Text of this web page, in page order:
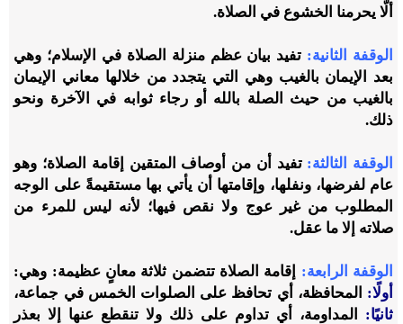
ألَّا يحرمنا الخشوع في الصلاة.
الوقفة الثانية: تفيد بيان عظم منزلة الصلاة في الإسلام؛ وهي
بعد الإيمان بالغيب وهي التي يتجدد من خلالها معاني الإيمان
بالغيب من حيث الصلة بالله أو رجاء ثوابه في الآخرة ونحو
ذلك.
الوقفة الثالثة: تفيد أن من أوصاف المتقين إقامة الصلاة؛ وهو
عام لفرضها، ونفلها، وإقامتها أن يأتي بها مستقيمةً على الوجه
المطلوب من غير عوج ولا نقص فيها؛ لأنه ليس للمرء من
صلاته إلا ما عقل.
الوقفة الرابعة: إقامة الصلاة تتضمن ثلاثة معانٍ عظيمة: وهي:
أولًا: المحافظة، أي تحافظ على الصلوات الخمس في جماعة،
ثانيًا:
المداومة، أي تداوم على ذلك ولا تنقطع عنها إلا بعذر